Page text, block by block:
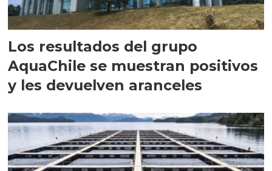
Los resultados del grupo
AquaChile se muestran positivos
y les devuelven aranceles